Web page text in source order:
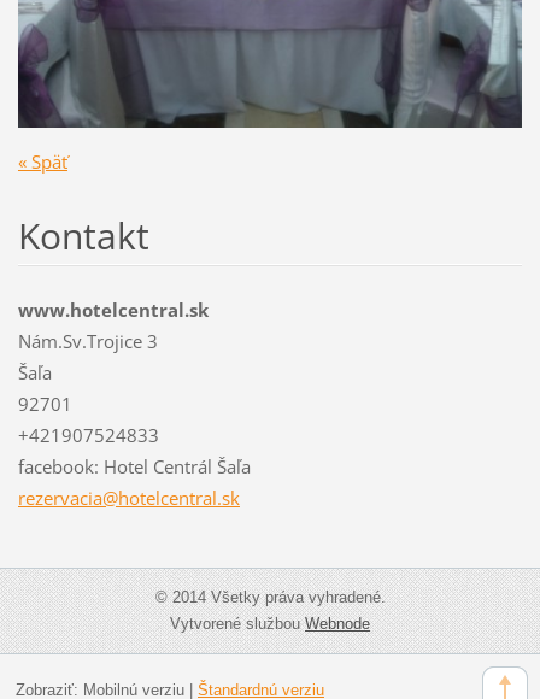
« Späť
Kontakt
www.hotelcentral.sk
Nám.Sv.Trojice 3
Šaľa
92701
+421907524833
facebook: Hotel Centrál Šaľa
rezervacia@hotelcentral.sk
© 2014 Všetky práva vyhradené.
Vytvorené službouWebnode
Zobraziť: Mobilnú verziu| Štandardnú verziu